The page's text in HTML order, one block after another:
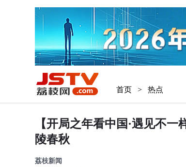
首页 > 热点
【开局之年看中国·遇见不
陵春秋
荔枝新闻